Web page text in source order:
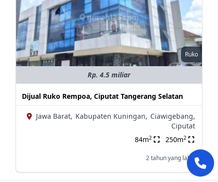
Ruko
Rp. 4.5 miliar
Dijual Ruko Rempoa, Ciputat Tangerang Selatan
Jawa Barat, Kabupaten Kuningan, Ciawigebang,
Ciputat
84m2 250m2
2 tahun yang lalu